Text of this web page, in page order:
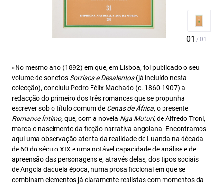
«No mesmo ano (1892) em que, em Lisboa, foi publicado o seu
volume de sonetos Sorrisos e Desalentos(já incluído nesta
colecção), concluiu Pedro Félix Machado (c. 1860-1907) a
redacção do primeiro dos três romances que se propunha
escrever sob o título comum de Cenas de África,o presente
Romance Íntimo,que, com a novela Nga Muturi,de Alfredo Troni,
marca o nascimento da ficção narrativa angolana. Encontramos
aqui uma observação atenta da realidade de Luanda na década
de 60 do século XIX e uma notável capacidade de análise e de
apreensão das personagens e, através delas, dos tipos sociais
de Angola daquela época, numa prosa ficcional em que se
combinam elementos já claramente realistas com momentos da